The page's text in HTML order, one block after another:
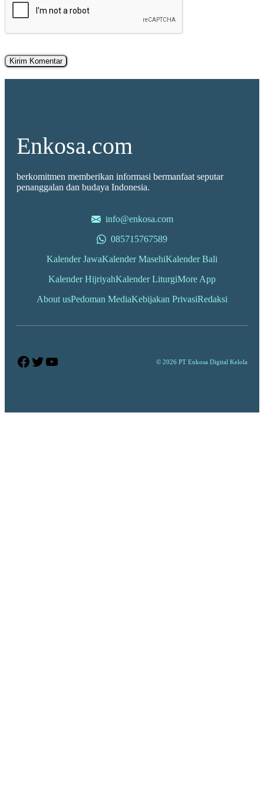
Enkosa.com
berkomitmen memberikan informasi bermanfaat seputar
penanggalan dan budaya Indonesia.
info@enkosa.com
085715767589
Kalender JawaKalender MasehiKalender Bali
Kalender HijriyahKalender LiturgiMore App
About usPedoman MediaKebijakan PrivasiRedaksi
Facebook
Twitter
YouTube © 2026 PT Enkosa Digital Kelola